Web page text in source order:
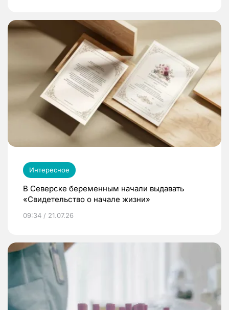
Интересное
В Северске беременным начали выдавать
«Свидетельство о начале жизни»
09:34 / 21.07.26